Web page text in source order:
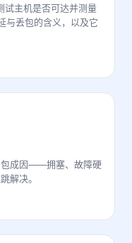
试主机是否可达并测量
与丢包的含义，以及它
包成因——拥塞、故障硬
解决。